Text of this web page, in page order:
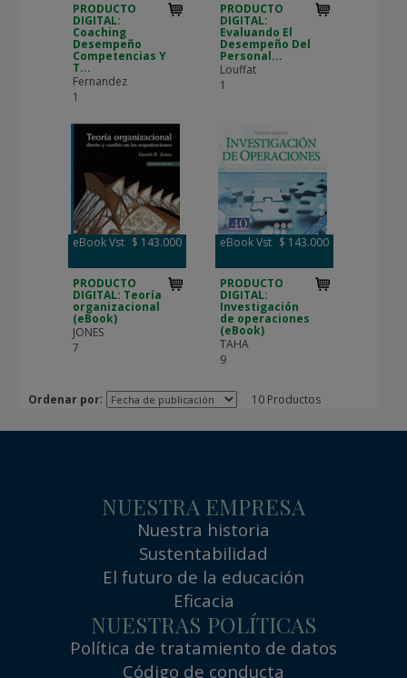
PRODUCTO
DIGITAL:
Coaching
Desempeño
Competencias Y
T...
Fernandez
1
PRODUCTO
DIGITAL:
Evaluando El
Desempeño Del
Personal...
Louffat
1
eBook Vst $ 143.000
PRODUCTO
DIGITAL: Teoría
organizacional
(eBook)
JONES
7
eBook Vst $ 143.000
PRODUCTO
DIGITAL:
Investigación
de operaciones
(eBook)
TAHA
9
Ordenar por: 10 Productos
NUESTRA EMPRESA
Nuestra historia
Sustentabilidad
El futuro de la educación
Eficacia
NUESTRAS POLÍTICAS
Política de tratamiento de datos
Código de conducta